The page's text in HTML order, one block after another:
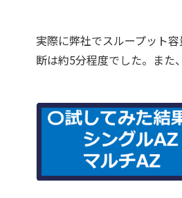
実際に弊社でスループット
断は約5分程度でした。また